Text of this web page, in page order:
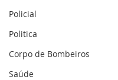
Policial
Politica
Corpo de Bombeiros
Saúde